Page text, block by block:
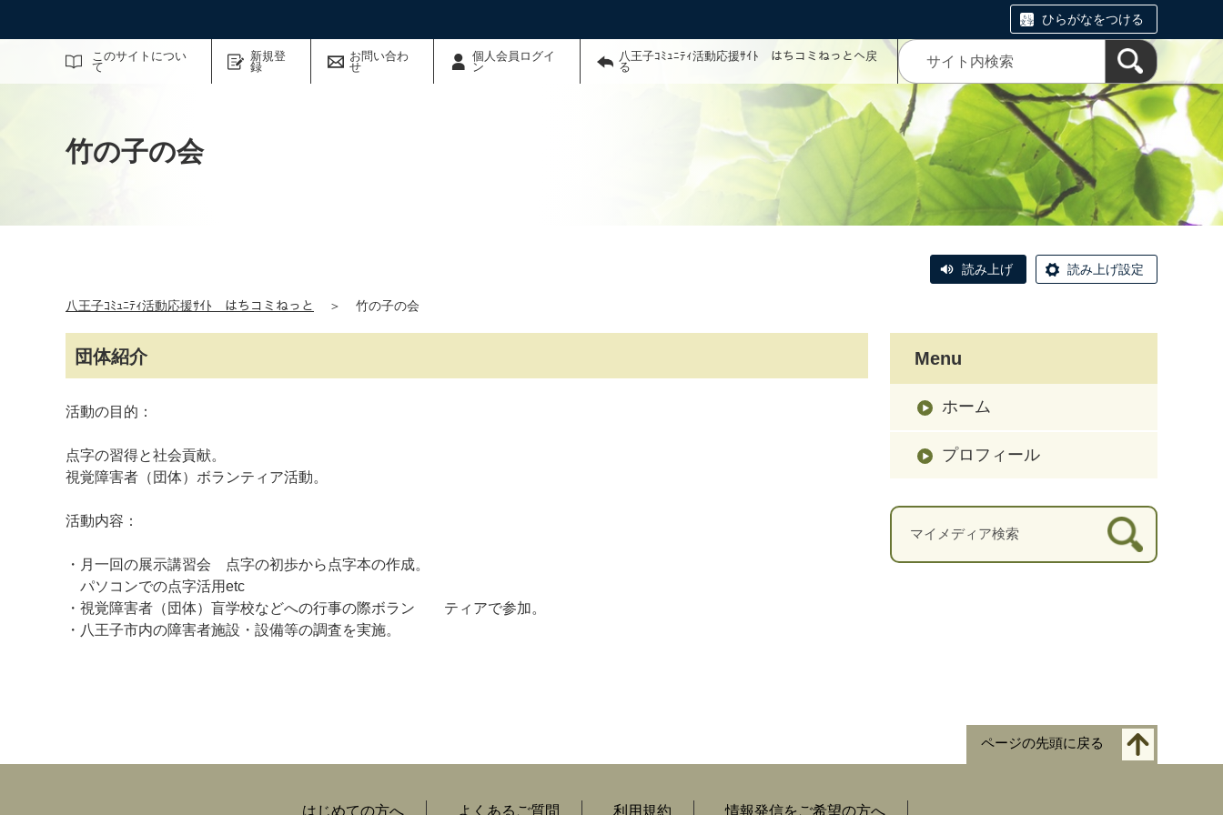
ひらがなをつける
このサイトについ
て
新規登
録
お問い合わ
せ
個人会員ログイ
ン
八王子ｺﾐｭﾆﾃｨ活動応援ｻｲﾄ はちコミねっとへ戻
る
サイト内検索
竹の子の会
読み上げ 読み上げ設定
八王子ｺﾐｭﾆﾃｨ活動応援ｻｲﾄ はちコミねっと ＞ 竹の子の会
団体紹介
活動の目的：
点字の習得と社会貢献。
視覚障害者（団体）ボランティア活動。
活動内容：
・月一回の展示講習会 点字の初歩から点字本の作成。
パソコンでの点字活用etc
・視覚障害者（団体）盲学校などへの行事の際ボラン ティアで参加。
・八王子市内の障害者施設・設備等の調査を実施。
Menu
ホーム
プロフィール
マイメディア検索
ページの先頭に戻る
はじめての方へ よくあるご質問 利用規約 情報発信をご希望の方へ